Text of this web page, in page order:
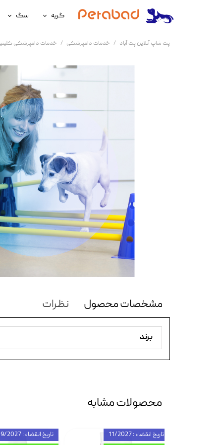
گربه
غذای گربه
سلامتی گربه
آرایشی و بهداشتی گربه
سگ
غذای سگ
سلامتی سگ
آرایشی و
پت شاپ آنلاین پت آباد خدمات دامپزشکی خدمات دامپزشکی
مشخصات محصول نظرات
برند
محصولات مشابه
تاریخ انقضاء : 09/2027
تاریخ انقضاء : 11/2027